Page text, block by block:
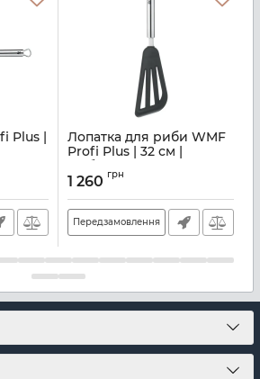
Plus |
Лопатка для риби WMF
Profi Plus | 32 см |
срібляста (18 7308 6030)
Артикул:
1 260 грн
Передзамовлення